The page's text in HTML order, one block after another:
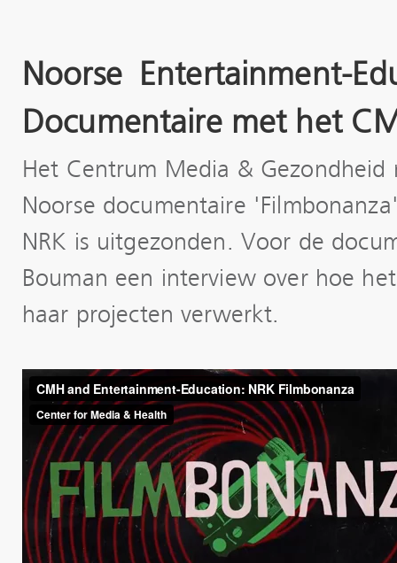
Noorse Entertainment-
Documentaire met het
Het Centrum Media &
Noorse documentaire
NRK is uitgezonden. Voor de
Bouman een interview over hoe
haar projecten verwerkt.